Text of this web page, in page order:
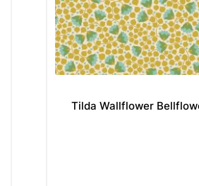
Tilda Wallflower